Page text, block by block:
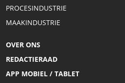
PROCESINDUSTRIE
MAAKINDUSTRIE
OVER ONS
REDACTIERAAD
APP MOBIEL / TABLET